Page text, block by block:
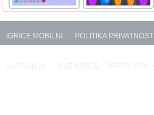
IGRICE MOBILNI POLITIKA PRIVATNOSTI